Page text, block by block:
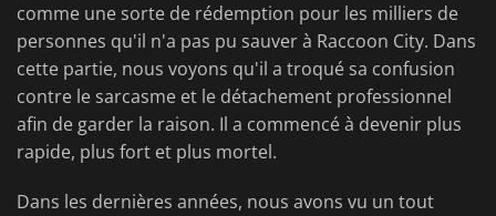
comme une sorte de rédemption pour les milliers de
personnes qu'il n'a pas pu sauver à Raccoon City. Dans
cette partie, nous voyons qu'il a troqué sa confusion
contre le sarcasme et le détachement professionnel
afin de garder la raison. Il a commencé à devenir plus
rapide, plus fort et plus mortel.
Dans les dernières années, nous avons vu un tout